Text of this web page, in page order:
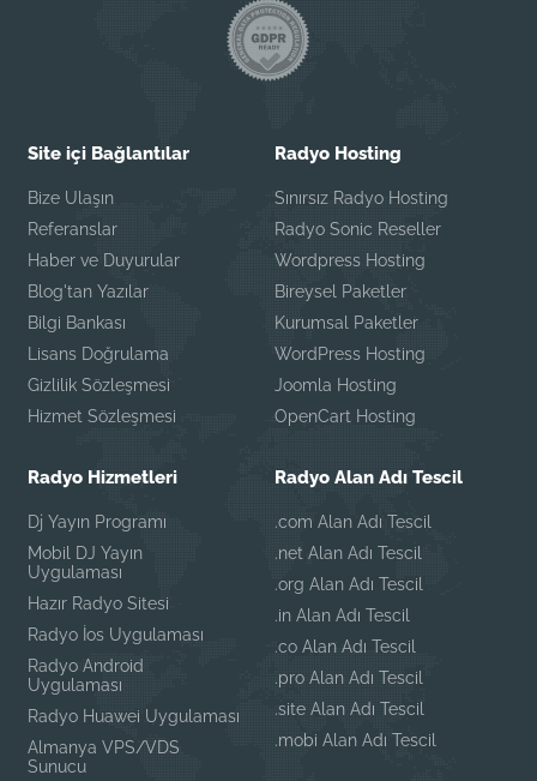
Site içi Bağlantılar
Bize Ulaşın
Referanslar
Haber ve Duyurular
Blog'tan Yazılar
Bilgi Bankası
Lisans Doğrulama
Gizlilik Sözleşmesi
Hizmet Sözleşmesi
Radyo Hosting
Sınırsız Radyo Hosting
Radyo Sonic Reseller
Wordpress Hosting
Bireysel Paketler
Kurumsal Paketler
WordPress Hosting
Joomla Hosting
OpenCart Hosting
Radyo Hizmetleri
Dj Yayın Programı
Mobil DJ Yayın
Uygulaması
Hazır Radyo Sitesi
Radyo İos Uygulaması
Radyo Android
Uygulaması
Radyo Huawei Uygulaması
Almanya VPS/VDS
Sunucu
Radyo Alan Adı Tescil
.com Alan Adı Tescil
.net Alan Adı Tescil
.org Alan Adı Tescil
.in Alan Adı Tescil
.co Alan Adı Tescil
.pro Alan Adı Tescil
.site Alan Adı Tescil
.mobi Alan Adı Tescil